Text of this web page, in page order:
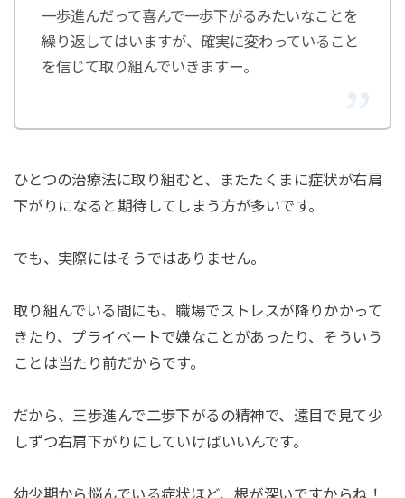
一歩進んだって喜んで一歩下がるみたいなことを
繰り返してはいますが、確実に変わっていること
を信じて取り組んでいきますー。
ひとつの治療法に取り組むと、またたくまに症状が右肩
下がりになると期待してしまう方が多いです。
でも、実際にはそうではありません。
取り組んでいる間にも、職場でストレスが降りかかって
きたり、プライベートで嫌なことがあったり、そういう
ことは当たり前だからです。
だから、三歩進んで二歩下がるの精神で、遠目で見て少
しずつ右肩下がりにしていけばいいんです。
幼少期から悩んでいる症状ほど、根が深いですからね！